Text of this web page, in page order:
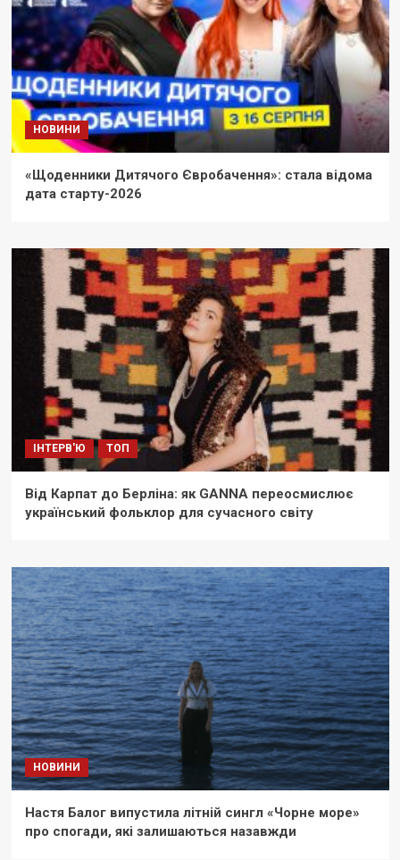
НОВИНИ
«Щоденники Дитячого Євробачення»: стала відома
дата старту-2026
ІНТЕРВ'Ю ТОП
Від Карпат до Берліна: як GANNA переосмислює
український фольклор для сучасного світу
НОВИНИ
Настя Балог випустила літній сингл «Чорне море»
про спогади, які залишаються назавжди